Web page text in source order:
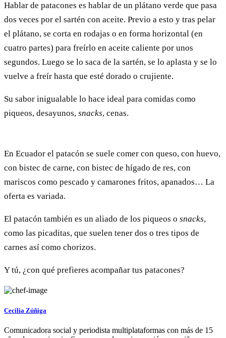
Hablar de patacones es hablar de un plátano verde que pasa
dos veces por el sartén con aceite. Previo a esto y tras pelar
el plátano, se corta en rodajas o en forma horizontal (en
cuatro partes) para freírlo en aceite caliente por unos
segundos. Luego se lo saca de la sartén, se lo aplasta y se lo
vuelve a freír hasta que esté dorado o crujiente.
Su sabor inigualable lo hace ideal para comidas como
piqueos, desayunos, snacks, cenas.
En Ecuador el patacón se suele comer con queso, con huevo,
con bistec de carne, con bistec de hígado de res, con
mariscos como pescado y camarones fritos, apanados… La
oferta es variada.
El patacón también es un aliado de los piqueos o snacks,
como las picaditas, que suelen tener dos o tres tipos de
carnes así como chorizos.
Y tú, ¿con qué prefieres acompañar tus patacones?
Cecilia Zúñiga
Comunicadora social y periodista multiplataformas con más de 15